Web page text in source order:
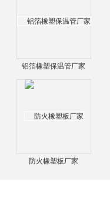
铝箔橡塑保温管厂家
防火橡塑板厂家